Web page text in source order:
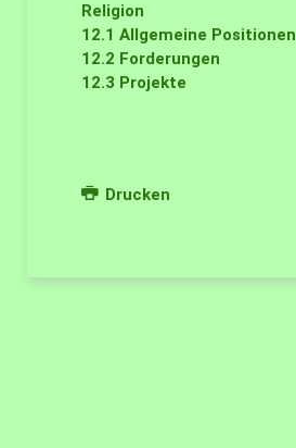
Religion
12.1 Allgemeine Positionen
12.2 Forderungen
12.3 Projekte
Drucken